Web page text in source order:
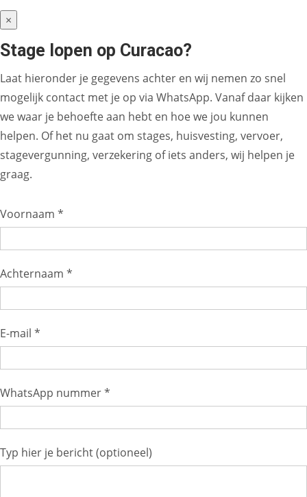
×
Stage lopen op Curacao?
Laat hieronder je gegevens achter en wij nemen zo snel
mogelijk contact met je op via WhatsApp. Vanaf daar kijken
we waar je behoefte aan hebt en hoe we jou kunnen
helpen. Of het nu gaat om stages, huisvesting, vervoer,
stagevergunning, verzekering of iets anders, wij helpen je
graag.
Voornaam *
Achternaam *
E-mail *
WhatsApp nummer *
Typ hier je bericht (optioneel)